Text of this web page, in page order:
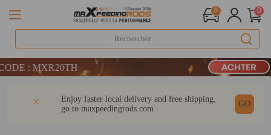
0 0
(en stock)
: MXR20TH
(en stock)Enjoy faster local delivery and free shipping,
go to maxpeedingrods.com
GO